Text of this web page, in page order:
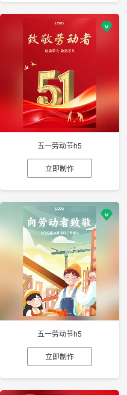
五一劳动节h5
立即制作
五一劳动节h5
立即制作